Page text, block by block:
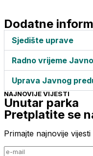
Dodatne
Sjedište uprave
Radno vrijeme
Uprava Javnog
NAJNOVIJE VIJESTI
Unutar parka
Pretplatite se
Primajte najnovije vijesti